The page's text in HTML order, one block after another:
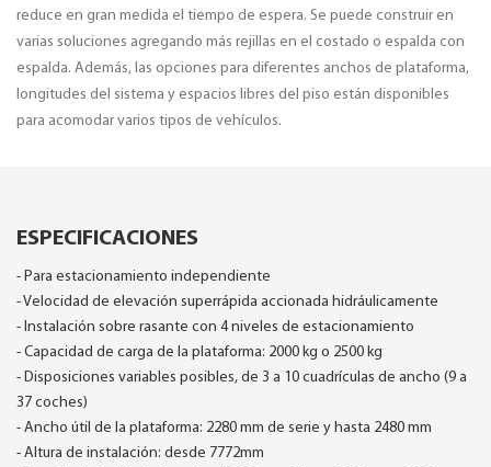
reduce en gran medida el tiempo de espera. Se puede construir en
varias soluciones agregando más rejillas en el costado o espalda con
espalda. Además, las opciones para diferentes anchos de plataforma,
longitudes del sistema y espacios libres del piso están disponibles
para acomodar varios tipos de vehículos.
ESPECIFICACIONES
- Para estacionamiento independiente
- Velocidad de elevación superrápida accionada hidráulicamente
- Instalación sobre rasante con 4 niveles de estacionamiento
- Capacidad de carga de la plataforma: 2000 kg o 2500 kg
- Disposiciones variables posibles, de 3 a 10 cuadrículas de ancho (9 a
37 coches)
- Ancho útil de la plataforma: 2280 mm de serie y hasta 2480 mm
- Altura de instalación: desde 7772mm